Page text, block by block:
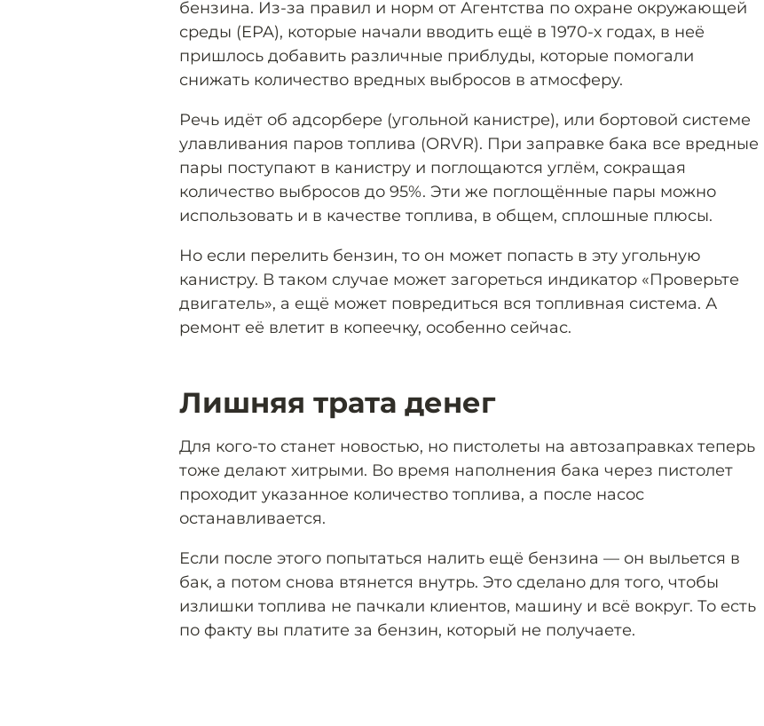
бензина. Из-за правил и норм от Агентства по охране окружающей
среды (EPA), которые начали вводить ещё в 1970-х годах, в неё
пришлось добавить различные приблуды, которые помогали
снижать количество вредных выбросов в атмосферу.
Речь идёт об адсорбере (угольной канистре), или бортовой системе
улавливания паров топлива (ORVR). При заправке бака все вредные
пары поступают в канистру и поглощаются углём, сокращая
количество выбросов до 95%. Эти же поглощённые пары можно
использовать и в качестве топлива, в общем, сплошные плюсы.
Но если перелить бензин, то он может попасть в эту угольную
канистру. В таком случае может загореться индикатор «Проверьте
двигатель», а ещё может повредиться вся топливная система. А
ремонт её влетит в копеечку, особенно сейчас.
Лишняя трата денег
Для кого-то станет новостью, но пистолеты на автозаправках теперь
тоже делают хитрыми. Во время наполнения бака через пистолет
проходит указанное количество топлива, а после насос
останавливается.
Если после этого попытаться налить ещё бензина — он выльется в
бак, а потом снова втянется внутрь. Это сделано для того, чтобы
излишки топлива не пачкали клиентов, машину и всё вокруг. То есть
по факту вы платите за бензин, который не получаете.